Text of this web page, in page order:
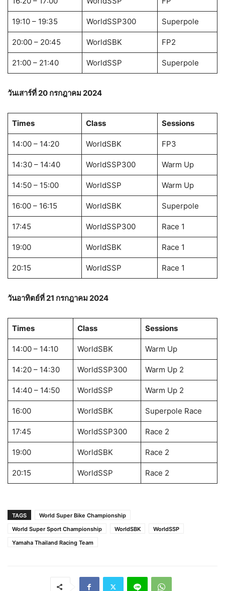
19:10 – 19:35 WorldSSP300 Superpole
20:00 – 20:45 WorldSBK FP2
21:00 – 21:40 WorldSSP Superpole
วันเสาร์ที่ 20 กรกฎาคม 2024
Times Class Sessions
14:00 – 14:20 WorldSBK FP3
14:30 – 14:40 WorldSSP300 Warm Up
14:50 – 15:00 WorldSSP Warm Up
16:00 – 16:15 WorldSBK Superpole
17:45 WorldSSP300 Race 1
19:00 WorldSBK Race 1
20:15 WorldSSP Race 1
วันอาทิตย์ที่ 21 กรกฎาคม 2024
Times Class Sessions
14:00 – 14:10 WorldSBK Warm Up
14:20 – 14:30 WorldSSP300 Warm Up 2
14:40 – 14:50 WorldSSP Warm Up 2
16:00 WorldSBK Superpole Race
17:45 WorldSSP300 Race 2
19:00 WorldSBK Race 2
20:15 WorldSSP Race 2
TAGS
World Super Bike Championship
World Super Sport Championship
WorldSBK
WorldSSP
Yamaha Thailand Racing Team